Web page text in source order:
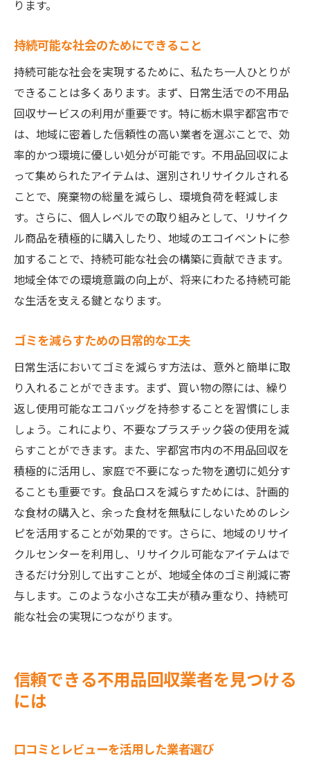
ります。
持続可能な社会のためにできること
持続可能な社会を実現するために、私たち一人ひとりが
できることは多くあります。まず、日常生活での不用品
回収サービスの利用が重要です。特に栃木県宇都宮市で
は、地域に密着した信頼性の高い業者を選ぶことで、効
率的かつ環境に優しい処分が可能です。不用品回収によ
って集められたアイテムは、選別されリサイクルされる
ことで、廃棄物の総量を減らし、環境負荷を軽減しま
す。さらに、個人レベルでの取り組みとして、リサイク
ル商品を積極的に購入したり、地域のエコイベントに参
加することで、持続可能な社会の構築に貢献できます。
地域全体での環境意識の向上が、将来にわたる持続可能
な生活を支える鍵となります。
ゴミを減らすための日常的な工夫
日常生活においてゴミを減らす方法は、意外と簡単に取
り入れることができます。まず、買い物の際には、繰り
返し使用可能なエコバッグを持参することを習慣にしま
しょう。これにより、不要なプラスチック袋の使用を減
らすことができます。また、宇都宮市内の不用品回収を
積極的に活用し、家庭で不要になった物を適切に処分す
ることも重要です。食品ロスを減らすためには、計画的
な食材の購入と、余った食材を無駄にしないためのレシ
ピを活用することが効果的です。さらに、地域のリサイ
クルセンターを利用し、リサイクル可能なアイテムはで
きるだけ分別して出すことが、地域全体のゴミ削減に寄
与します。このような小さな工夫が積み重なり、持続可
能な社会の実現につながります。
信頼できる不用品回収業者を見つける
には
口コミとレビューを活用した業者選び